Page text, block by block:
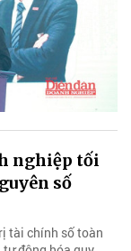
nghiệp tối
số
tài chính số toàn